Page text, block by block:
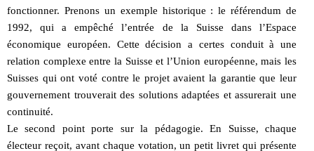
fonctionner. Prenons un exemple historique : le référendum de
1992, qui a empêché l’entrée de la Suisse dans l’Espace
économique européen. Cette décision a certes conduit à une
relation complexe entre la Suisse et l’Union européenne, mais les
Suisses qui ont voté contre le projet avaient la garantie que leur
gouvernement trouverait des solutions adaptées et assurerait une
continuité.
Le second point porte sur la pédagogie. En Suisse, chaque
électeur reçoit, avant chaque votation, un petit livret qui présente